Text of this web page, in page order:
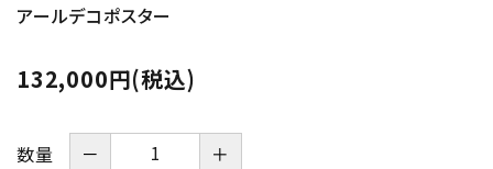
アールデコポスター
132,000円(税込)
数量 － ＋